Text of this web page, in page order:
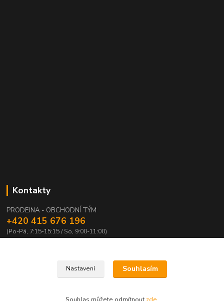
Kontakty
PRODEJNA - OBCHODNÍ TÝM
+420 415 676 196
(Po-Pá, 7:15-15:15 / So, 9:00-11:00)
Nastavení Souhlasím